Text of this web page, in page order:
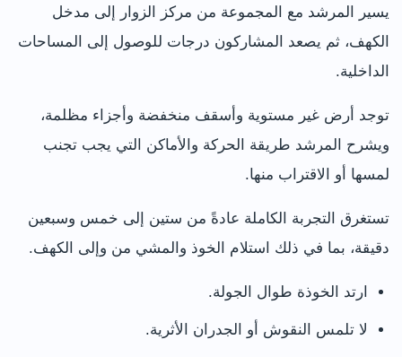
يسير المرشد مع المجموعة من مركز الزوار إلى مدخل
الكهف، ثم يصعد المشاركون درجات للوصول إلى المساحات
الداخلية.
توجد أرض غير مستوية وأسقف منخفضة وأجزاء مظلمة،
ويشرح المرشد طريقة الحركة والأماكن التي يجب تجنب
لمسها أو الاقتراب منها.
تستغرق التجربة الكاملة عادةً من ستين إلى خمس وسبعين
دقيقة، بما في ذلك استلام الخوذ والمشي من وإلى الكهف.
ارتد الخوذة طوال الجولة.
لا تلمس النقوش أو الجدران الأثرية.